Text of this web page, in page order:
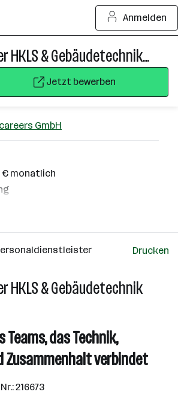
Anmelden
Projektechniker HKLS & Gebäudetechnik (w/m/d)
Jetzt bewerben
GmbH
€ monatlich
Drucken
HKLS & Gebäudetechnik
Teams, das Technik,
Zusammenhalt verbindet
216673